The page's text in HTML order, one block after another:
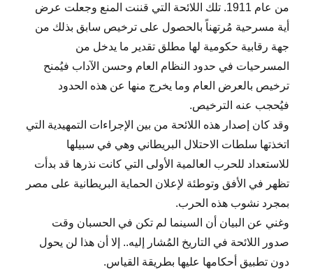
من عام 1911. تلك اللائحة التي قننت المنع وجعلت عرض
أية مسرحية مُرتهناً بالحصول على ترخيص سابق بذلك من
جهة رقابية حكومية لها مطلق تقدير ما يدخل من
المسرحيات في حدود النظام العام وحسن الآداب فيُمنح
ترخيص بالعرض العام وما يخرج منها عن هذه الحدود
فيُحجب عنه الترخيص.
وقد كان إصدار هذه اللائحة من بين الإجراءات التمهيدية التي
اتخذتها سلطات الاحتلال البريطاني وهي في سبيلها
للاستعداد للحرب العالمية الأولى التي كانت نذرها قد بدأت
تظهر في الأفق وتوطئة لإعلان الحماية البريطانية على مصر
بمجرد نشوب هذه الحرب.
وغني عن البيان أن السينما لم تكن في الحسبان وقت
صدور اللائحة في التاريخ المُشار إليه.. إلا أن هذا لن يحول
دون تطبيق أحكامها عليها بطريقة القياس.